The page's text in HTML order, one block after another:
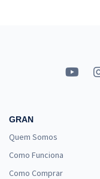
GRAN
Quem Somos
Como Funciona
Como Comprar